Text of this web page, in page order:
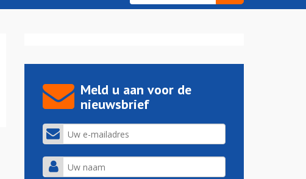
Meld u aan voor de
nieuwsbrief